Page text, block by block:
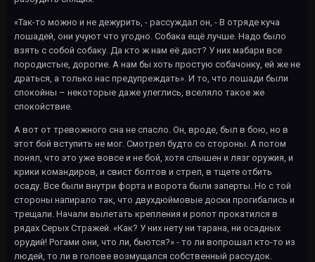
«Так-то можно и не дежурить, - рассуждал он, - В отряде куча
лошадей, они учуют что угодно. Собака ещё лучше. Надо было
взять с собой собаку. Да кто ж нам её даст? У них мабари все
породистые, дорогие. А нам бы хоть простую собачонку, ей же не
драться, а только нас предупреждать». И то, что лошади были
спокойны – некоторые даже улеглись, вселяло такое же
спокойствие.
А вот от тревожного сна не спасло. Он, вроде, был в бою, но в
этот бой вступить не мог. Смотрел будто со стороны. А потом
понял, что это уже вовсе и не бой, хотя слышен и лязг оружия, и
крики командиров, и свист болтов и стрел, в тщете отбить
осаду. Все были внутри форта и ворота были заперты. Но с той
стороны напирало так, что двухдюймовые доски прогибались и
трещали. Начали вылетать крепления и ропот прокатился в
рядах Серых Стражей. «Как? У них нету ни тарана, ни осадных
орудий! Рогами они, что ли, бьются?» - то ли вопрошал кто-то из
людей, то ли в голове возмущался собственный рассудок.